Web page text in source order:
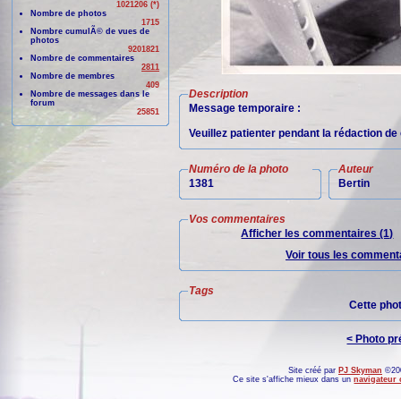
1021206 (*)
Nombre de photos
1715
Nombre cumulÃ© de vues de
photos
9201821
Nombre de commentaires
2811
Nombre de membres
409
Nombre de messages dans le
forum
25851
Description
Message temporaire :
Veuillez patienter pendant la rédaction
Numéro de la photo
1381
Auteur
Bertin
Vos commentaires
Afficher les commentaires (1)
Voir tous les
Tags
Cette
< Photo
Site créé par PJ Skyman
Ce site s'affiche mieux dans unnavigateur